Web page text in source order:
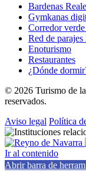
Bardenas
Gymkanas
Corredor
Red de
Enoturismo
Restaurantes
¿Dónde
© 2026 Turismo de
reservados.
Aviso legal Política
Ir al contenido
Abrir barra de